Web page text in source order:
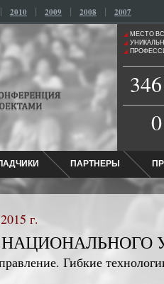
| 2010 | 2009 | 2008 | 2007
МЕСТО
346
0
ПАРТНЕРЫ
г.
Гибкие